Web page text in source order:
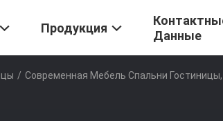
Продукция
Данные
/ Современная Мебель Спальни